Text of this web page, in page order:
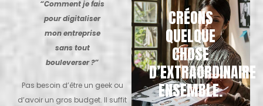
“Comment je fais
pour digitaliser
mon entreprise
sans tout
bouleverser ?”
Pas besoin d’être un geek ou
d’avoir un gros budget. Il suffit
CRÉONS
QUELQUE
CHOSE
D’EXTRAORDINAIRE
ENSEMBLE.